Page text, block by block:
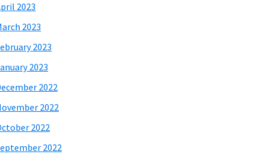
2023
2023
2023
2023
2022
2022
2022
2022